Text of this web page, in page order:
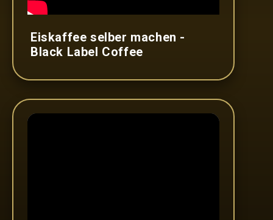
Eiskaffee selber machen -
Black Label Coffee